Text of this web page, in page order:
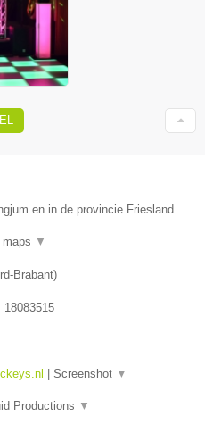
en in de provincie Friesland.
▼
Brabant)
18083515
| Screenshot ▼
Productions ▼